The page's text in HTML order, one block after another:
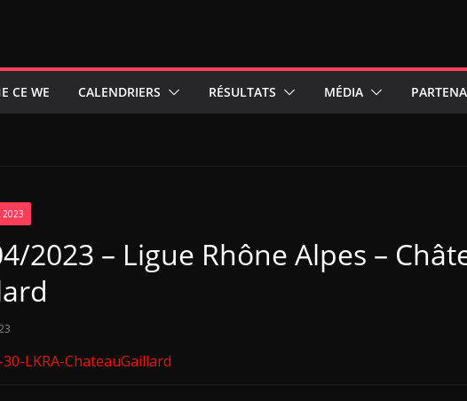
CE WE CALENDRIERS RÉSULTATS MÉDIA
2023
2023 – Ligue Rhône Alpes –
LKRA-ChateauGaillard